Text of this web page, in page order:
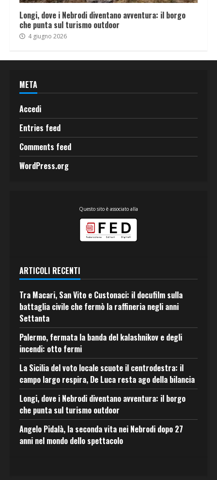
Longi, dove i Nebrodi diventano avventura: il borgo
che punta sul turismo outdoor
4 giugno 2026
META
Accedi
Entries feed
Comments feed
WordPress.org
Questo sito è associato alla
ARTICOLI RECENTI
Tra Macari, San Vito e Custonaci: il docufilm sulla
battaglia civile che fermò la raffineria negli anni
Settanta
Palermo, fermata la banda del kalashnikov e degli
incendi: otto fermi
La Sicilia del voto locale scuote il centrodestra: il
campo largo respira, De Luca resta ago della bilancia
Longi, dove i Nebrodi diventano avventura: il borgo
che punta sul turismo outdoor
Angelo Pidalà, la seconda vita nei Nebrodi dopo 27
anni nel mondo dello spettacolo